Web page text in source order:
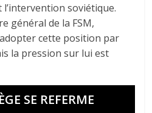
l’intervention soviétique.
général de la FSM,
cette position par
la pression sur lui est
SE REFERME